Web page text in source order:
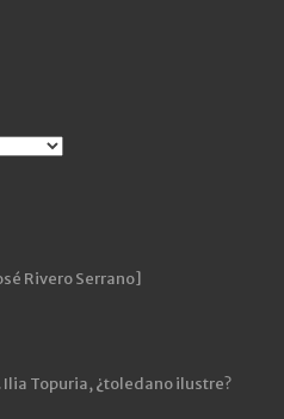
Rivero Serrano]
Topuria, ¿toledano ilustre?